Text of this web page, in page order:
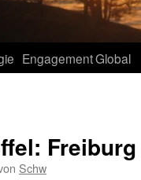
EngagementGlobal
Freiburg
Schw